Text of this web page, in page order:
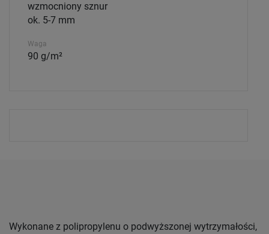
wzmocniony sznur
ok. 5-7 mm
Waga
90 g/m²
Wykonane z polipropylenu o podwyższonej wytrzymałości,